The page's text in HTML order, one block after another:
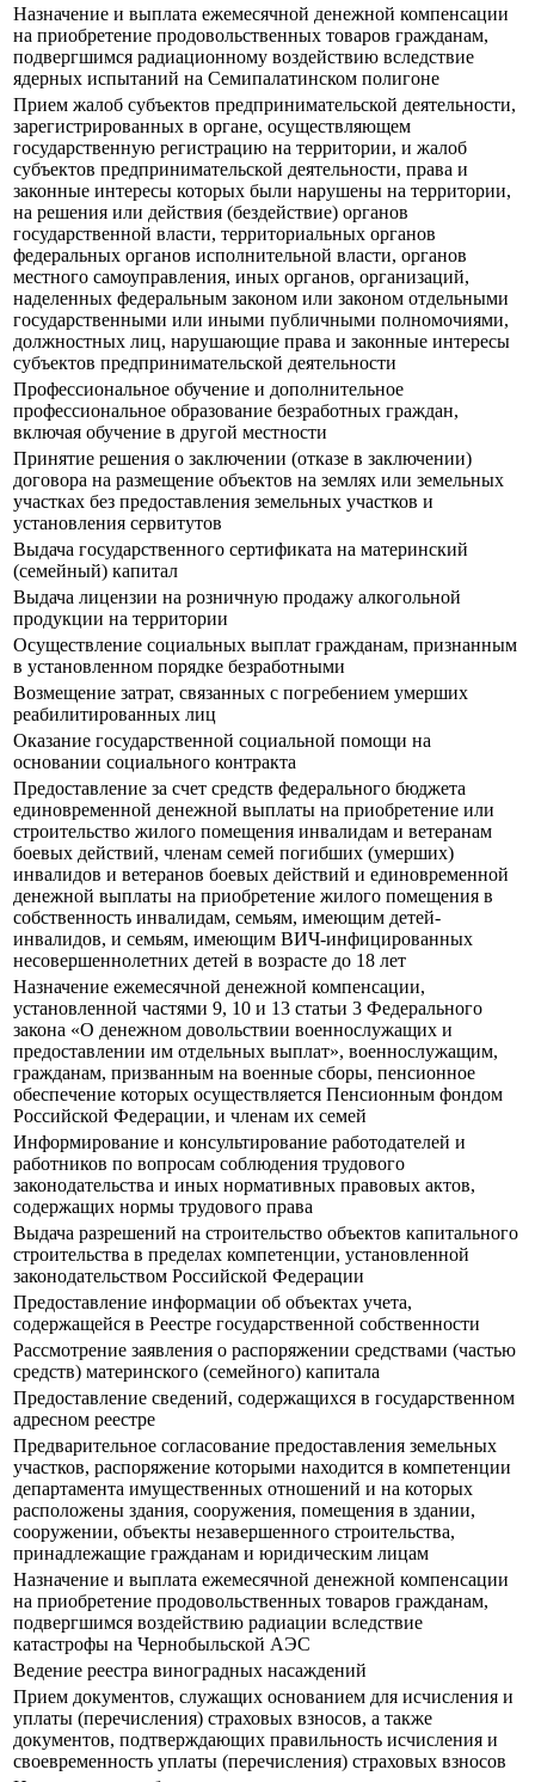
Назначение и выплата ежемесячной денежной компенсации
на приобретение продовольственных товаров гражданам,
подвергшимся радиационному воздействию вследствие
ядерных испытаний на Семипалатинском полигоне
Прием жалоб субъектов предпринимательской деятельности,
зарегистрированных в органе, осуществляющем
государственную регистрацию на территории, и жалоб
субъектов предпринимательской деятельности, права и
законные интересы которых были нарушены на территории,
на решения или действия (бездействие) органов
государственной власти, территориальных органов
федеральных органов исполнительной власти, органов
местного самоуправления, иных органов, организаций,
наделенных федеральным законом или законом отдельными
государственными или иными публичными полномочиями,
должностных лиц, нарушающие права и законные интересы
субъектов предпринимательской деятельности
Профессиональное обучение и дополнительное
профессиональное образование безработных граждан,
включая обучение в другой местности
Принятие решения о заключении (отказе в заключении)
договора на размещение объектов на землях или земельных
участках без предоставления земельных участков и
установления сервитутов
Выдача государственного сертификата на материнский
(семейный) капитал
Выдача лицензии на розничную продажу алкогольной
продукции на территории
Осуществление социальных выплат гражданам, признанным
в установленном порядке безработными
Возмещение затрат, связанных с погребением умерших
реабилитированных лиц
Оказание государственной социальной помощи на
основании социального контракта
Предоставление за счет средств федерального бюджета
единовременной денежной выплаты на приобретение или
строительство жилого помещения инвалидам и ветеранам
боевых действий, членам семей погибших (умерших)
инвалидов и ветеранов боевых действий и единовременной
денежной выплаты на приобретение жилого помещения в
собственность инвалидам, семьям, имеющим детей-
инвалидов, и семьям, имеющим ВИЧ-инфицированных
несовершеннолетних детей в возрасте до 18 лет
Назначение ежемесячной денежной компенсации,
установленной частями 9, 10 и 13 статьи 3 Федерального
закона «О денежном довольствии военнослужащих и
предоставлении им отдельных выплат», военнослужащим,
гражданам, призванным на военные сборы, пенсионное
обеспечение которых осуществляется Пенсионным фондом
Российской Федерации, и членам их семей
Информирование и консультирование работодателей и
работников по вопросам соблюдения трудового
законодательства и иных нормативных правовых актов,
содержащих нормы трудового права
Выдача разрешений на строительство объектов капитального
строительства в пределах компетенции, установленной
законодательством Российской Федерации
Предоставление информации об объектах учета,
содержащейся в Реестре государственной собственности
Рассмотрение заявления о распоряжении средствами (частью
средств) материнского (семейного) капитала
Предоставление сведений, содержащихся в государственном
адресном реестре
Предварительное согласование предоставления земельных
участков, распоряжение которыми находится в компетенции
департамента имущественных отношений и на которых
расположены здания, сооружения, помещения в здании,
сооружении, объекты незавершенного строительства,
принадлежащие гражданам и юридическим лицам
Назначение и выплата ежемесячной денежной компенсации
на приобретение продовольственных товаров гражданам,
подвергшимся воздействию радиации вследствие
катастрофы на Чернобыльской АЭС
Ведение реестра виноградных насаждений
Прием документов, служащих основанием для исчисления и
уплаты (перечисления) страховых взносов, а также
документов, подтверждающих правильность исчисления и
своевременность уплаты (перечисления) страховых взносов